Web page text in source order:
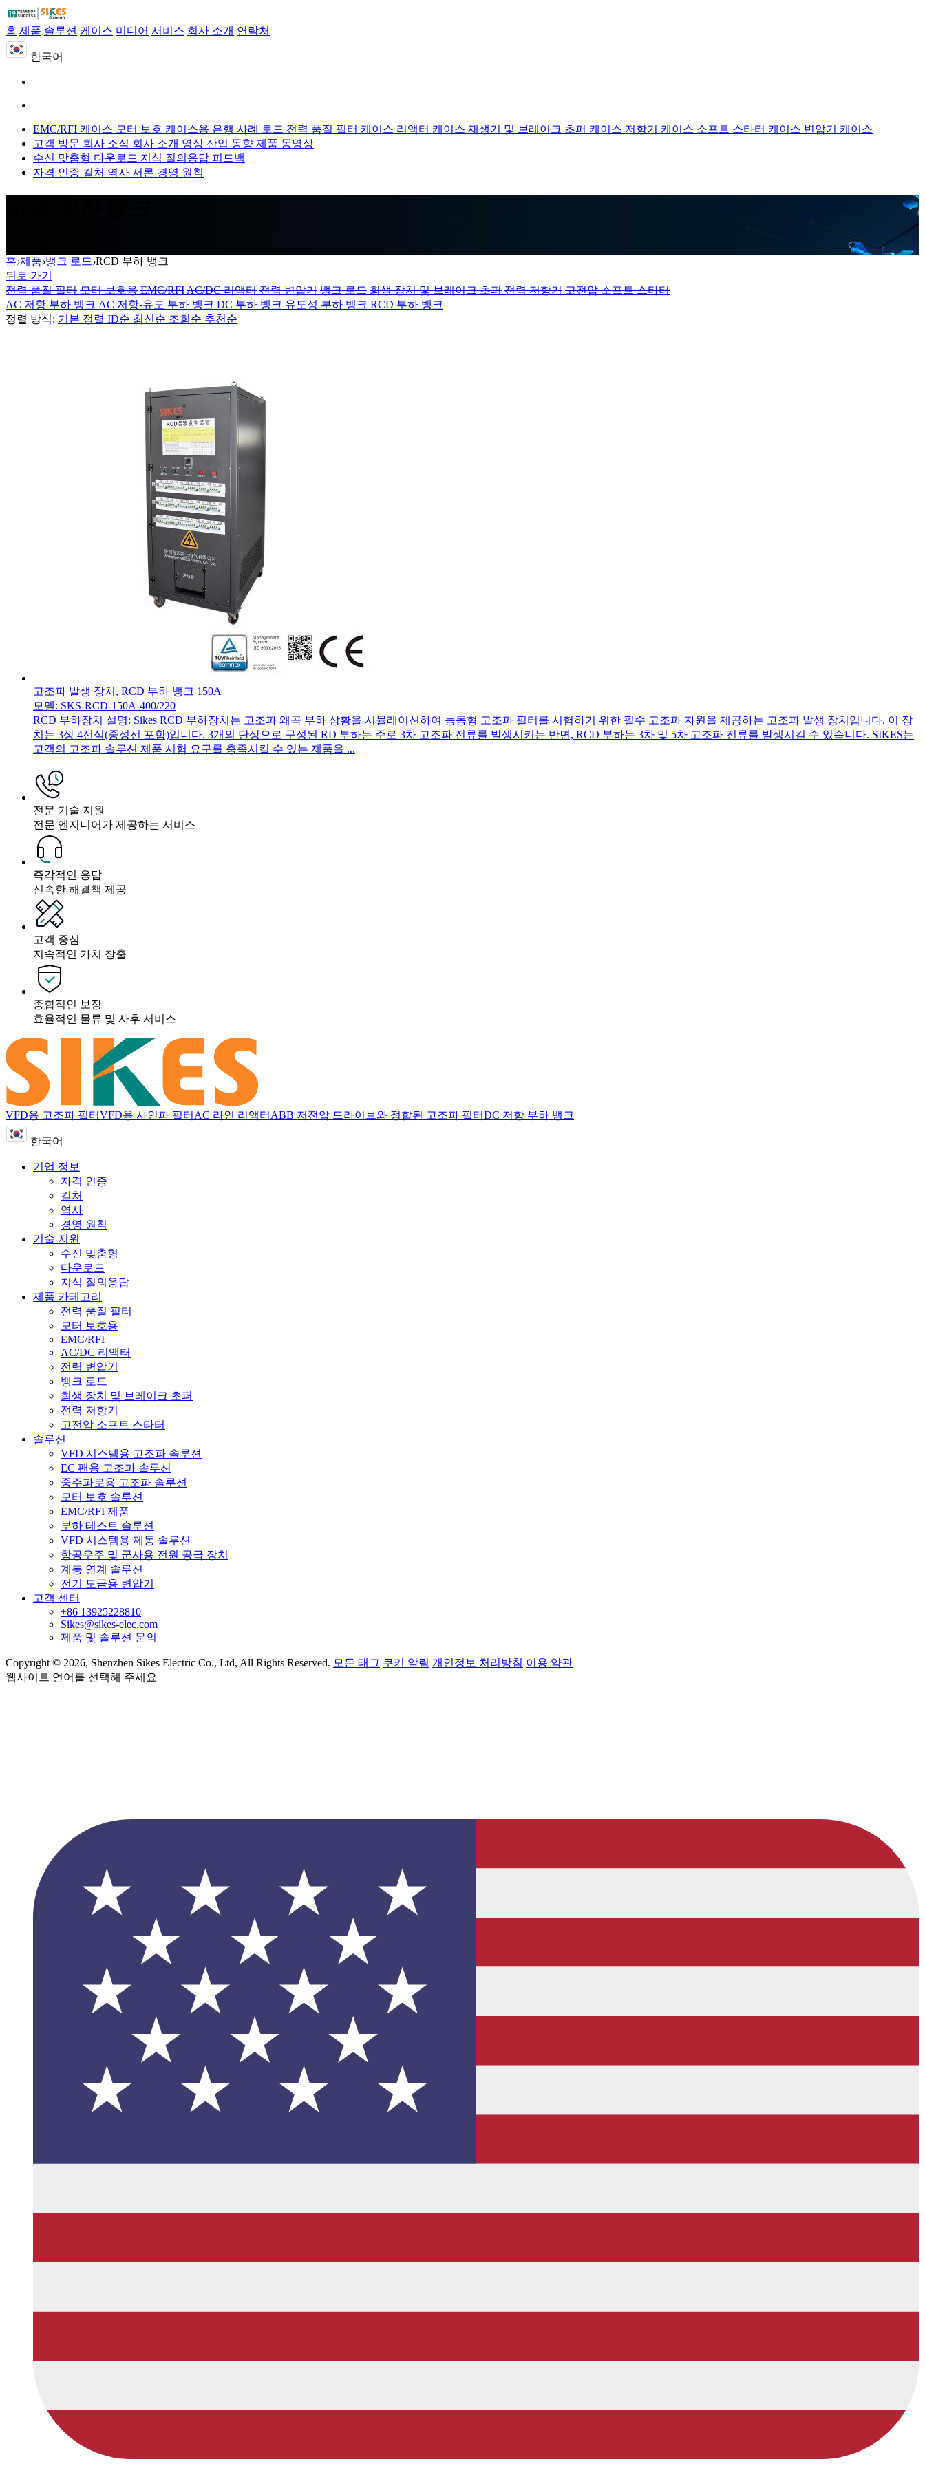
홈 제품 솔루션 케이스 미디어 서비스 회사 소개 연락처
한국어
EMC/RFI 케이스 모터 보호 케이스용 은행 사례 로드 전력 품질 필터 케이스 리액터 케이스 재생기 및 브레이크 초퍼 케이스 저항기 케이스 소프트 스타터 케이스 변압기 케이스
고객 방문 회사 소식 회사 소개 영상 산업 동향 제품 동영상
수신 맞춤형 다운로드 지식 질의응답 피드백
자격 인증 컬처 역사 서론 경영 원칙
홈›제품›뱅크 로드›RCD 부하 뱅크
뒤로 가기
전력 품질 필터 모터 보호용 EMC/RFIAC/DC 리액터 전력 변압기 뱅크 로드 회생 장치 및 브레이크 초퍼 전력 저항기 고전압 소프트 스타터
AC 저항 부하 뱅크 AC 저항-유도 부하 뱅크 DC 부하 뱅크 유도성 부하 뱅크 RCD 부하 뱅크
정렬 방식: 기본 정렬 ID순 최신순 조회순 추천순
고조파 발생 장치, RCD 부하 뱅크 150A
모델: SKS-RCD-150A-400/220
RCD 부하장치 설명: Sikes RCD 부하장치는 고조파 왜곡 부하 상황을 시뮬레이션하여 능동형 고조파 필터를 시험하기 위한 필수 고조파 자원을 제공하는 고조파 발생 장치입니다. 이 장
치는 3상 4선식(중성선 포함)입니다. 3개의 단상으로 구성된 RD 부하는 주로 3차 고조파 전류를 발생시키는 반면, RCD 부하는 3차 및 5차 고조파 전류를 발생시킬 수 있습니다. SIKES는
고객의 고조파 솔루션 제품 시험 요구를 충족시킬 수 있는 제품을 ...
전문 기술 지원
전문 엔지니어가 제공하는 서비스
즉각적인 응답
신속한 해결책 제공
고객 중심
지속적인 가치 창출
종합적인 보장
효율적인 물류 및 사후 서비스
VFD용 고조파 필터VFD용 사인파 필터 AC 라인 리액터 ABB 저전압 드라이브와 정합된 고조파 필터DC 저항 부하 뱅크
한국어
기업 정보
자격 인증
컬처
역사
경영 원칙
기술 지원
수신 맞춤형
다운로드
지식 질의응답
제품 카테고리
전력 품질 필터
모터 보호용
EMC/RFI
AC/DC 리액터
전력 변압기
뱅크 로드
회생 장치 및 브레이크 초퍼
전력 저항기
고전압 소프트 스타터
솔루션
VFD 시스템용 고조파 솔루션
EC 팬용 고조파 솔루션
중주파로용 고조파 솔루션
모터 보호 솔루션
EMC/RFI 제품
부하 테스트 솔루션
VFD 시스템용 제동 솔루션
항공우주 및 군사용 전원 공급 장치
계통 연계 솔루션
전기 도금용 변압기
고객 센터
+86 13925228810
Sikes@sikes-elec.com
제품 및 솔루션 문의
Copyright © 2026, Shenzhen Sikes Electric Co., Ltd, All Rights Reserved. 모든 태그 쿠키 알림 개인정보 처리방침 이용 약관
웹사이트 언어를 선택해 주세요